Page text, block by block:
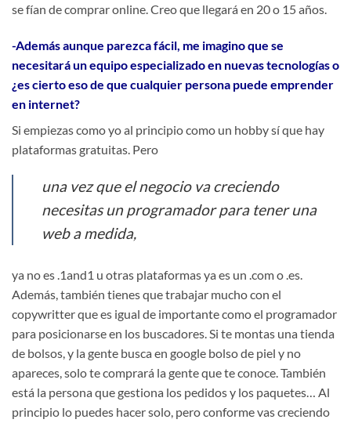
se fían de comprar online. Creo que llegará en 20 o 15 años.
-Además aunque parezca fácil, me imagino que se
necesitará un equipo especializado en nuevas tecnologías o
¿es cierto eso de que cualquier persona puede emprender
en internet?
Si empiezas como yo al principio como un hobby sí que hay
plataformas gratuitas. Pero
una vez que el negocio va creciendo
necesitas un programador para tener una
web a medida,
ya no es .1and1 u otras plataformas ya es un .com o .es.
Además, también tienes que trabajar mucho con el
copywritter que es igual de importante como el programador
para posicionarse en los buscadores. Si te montas una tienda
de bolsos, y la gente busca en google bolso de piel y no
apareces, solo te comprará la gente que te conoce. También
está la persona que gestiona los pedidos y los paquetes… Al
principio lo puedes hacer solo, pero conforme vas creciendo